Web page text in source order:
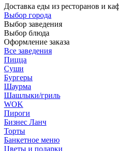
Доставка еды из ресторанов и
Выбор города
Выбор заведения
Выбор блюда
Оформление заказа
Все заведения
Пицца
Суши
Бургеры
Шаурма
Шашлыки/гриль
WOK
Пироги
Бизнес Ланч
Торты
Банкетное меню
Цветы и подарки